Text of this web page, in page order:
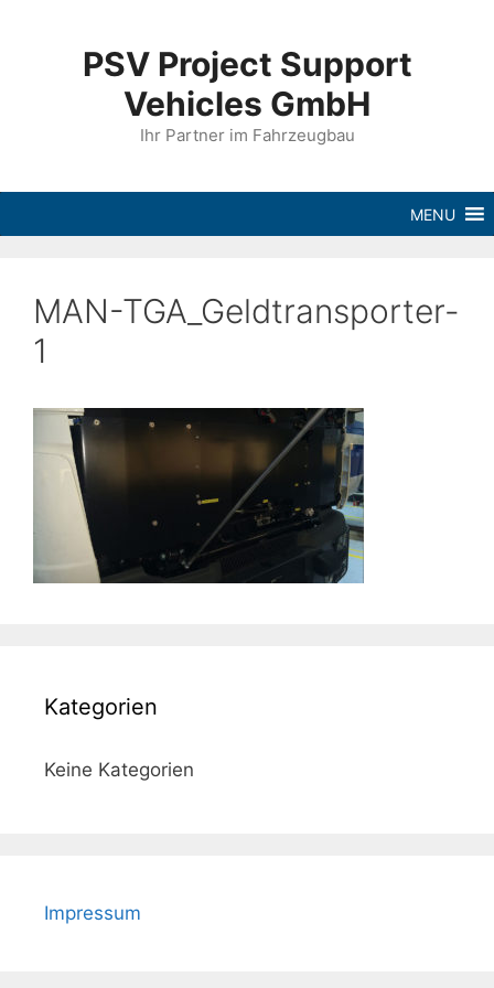
PSV Project Support
Vehicles GmbH
Ihr Partner im Fahrzeugbau
MENU
MAN-TGA_Geldtransporter-
1
Kategorien
Keine Kategorien
Impressum